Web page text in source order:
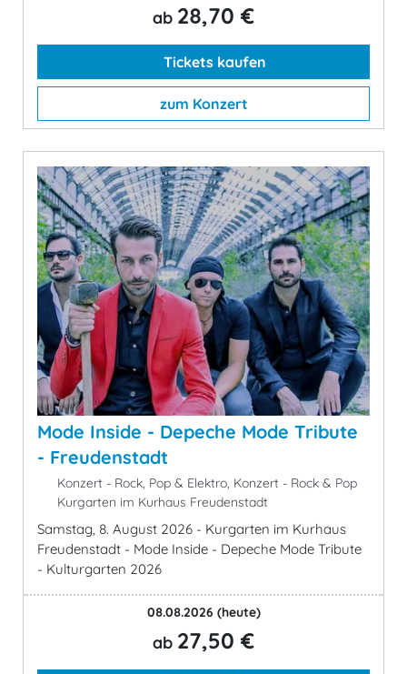
ab 28,70 €
Tickets kaufen
zum Konzert
Mode Inside - Depeche Mode Tribute
- Freudenstadt
Konzert - Rock, Pop & Elektro, Konzert - Rock & Pop
Kurgarten im Kurhaus Freudenstadt
Samstag, 8. August 2026 - Kurgarten im Kurhaus
Freudenstadt - Mode Inside - Depeche Mode Tribute
- Kulturgarten 2026
08.08.2026 (heute)
ab 27,50 €